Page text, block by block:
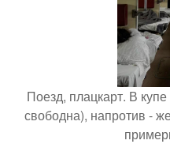
Поезд, плацкарт. В
свободна), напротив -